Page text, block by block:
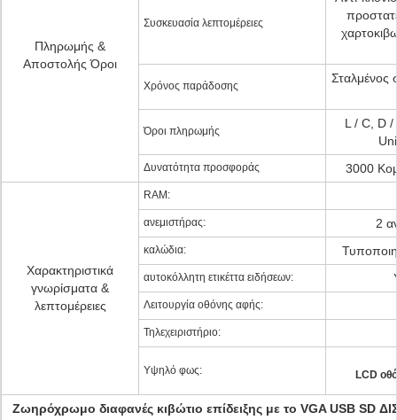
Πληρωμής &
Αποστολής Όροι
Συσκευασία λεπτομέρειες
Χρόνος παράδοσης
Σταλμένος
Όροι πληρωμής
L / C, D /
Δυνατότητα προσφοράς 3000
Χαρακτηριστικά
γνωρίσματα &
λεπτομέρειες
RAM:
ανεμιστήρας: 2
καλώδια:
αυτοκόλλητη ετικέττα ειδήσεων:
Λειτουργία οθόνης αφής:
Τηλεχειριστήριο:
Υψηλό φως: LCD
Ζωηρόχρωμο διαφανές κιβώτιο επίδειξης με το VGA USB SD